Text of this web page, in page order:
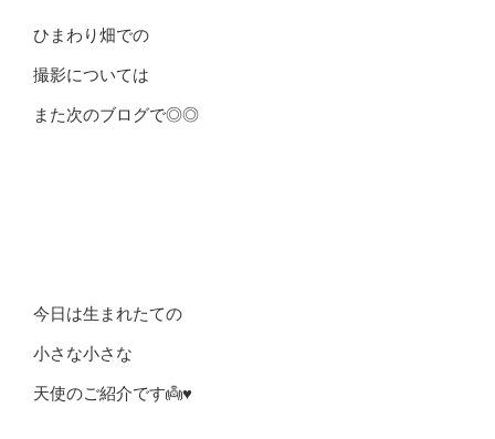
ひまわり畑での
撮影については
また次のブログで◎◎
今日は生まれたての
小さな小さな
天使のご紹介です👼♥